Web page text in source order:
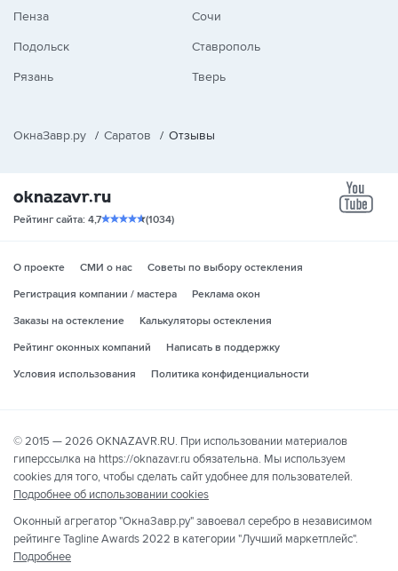
Пенза
Подольск
Рязань
Сочи
Ставрополь
Тверь
ОкнаЗавр.ру / Саратов / Отзывы
Рейтинг сайта: 4,7 (1034)
О проекте СМИ о нас
Советы по выбору остекления
Регистрация компании / мастера
Реклама окон
Заказы на остекление
Калькуляторы остекления
Рейтинг оконных компаний
Написать в поддержку
Условия использования
Политика конфиденциальности
© 2015 — 2026 OKNAZAVR.RU. При использовании материалов
гиперссылка на https://oknazavr.ru обязательна. Мы используем
cookies для того, чтобы сделать сайт удобнее для пользователей.
Подробнее об использовании cookies
Оконный агрегатор "ОкнаЗавр.ру" завоевал серебро в независимом
рейтинге Tagline Awards 2022 в категории "Лучший маркетплейс".
Подробнее